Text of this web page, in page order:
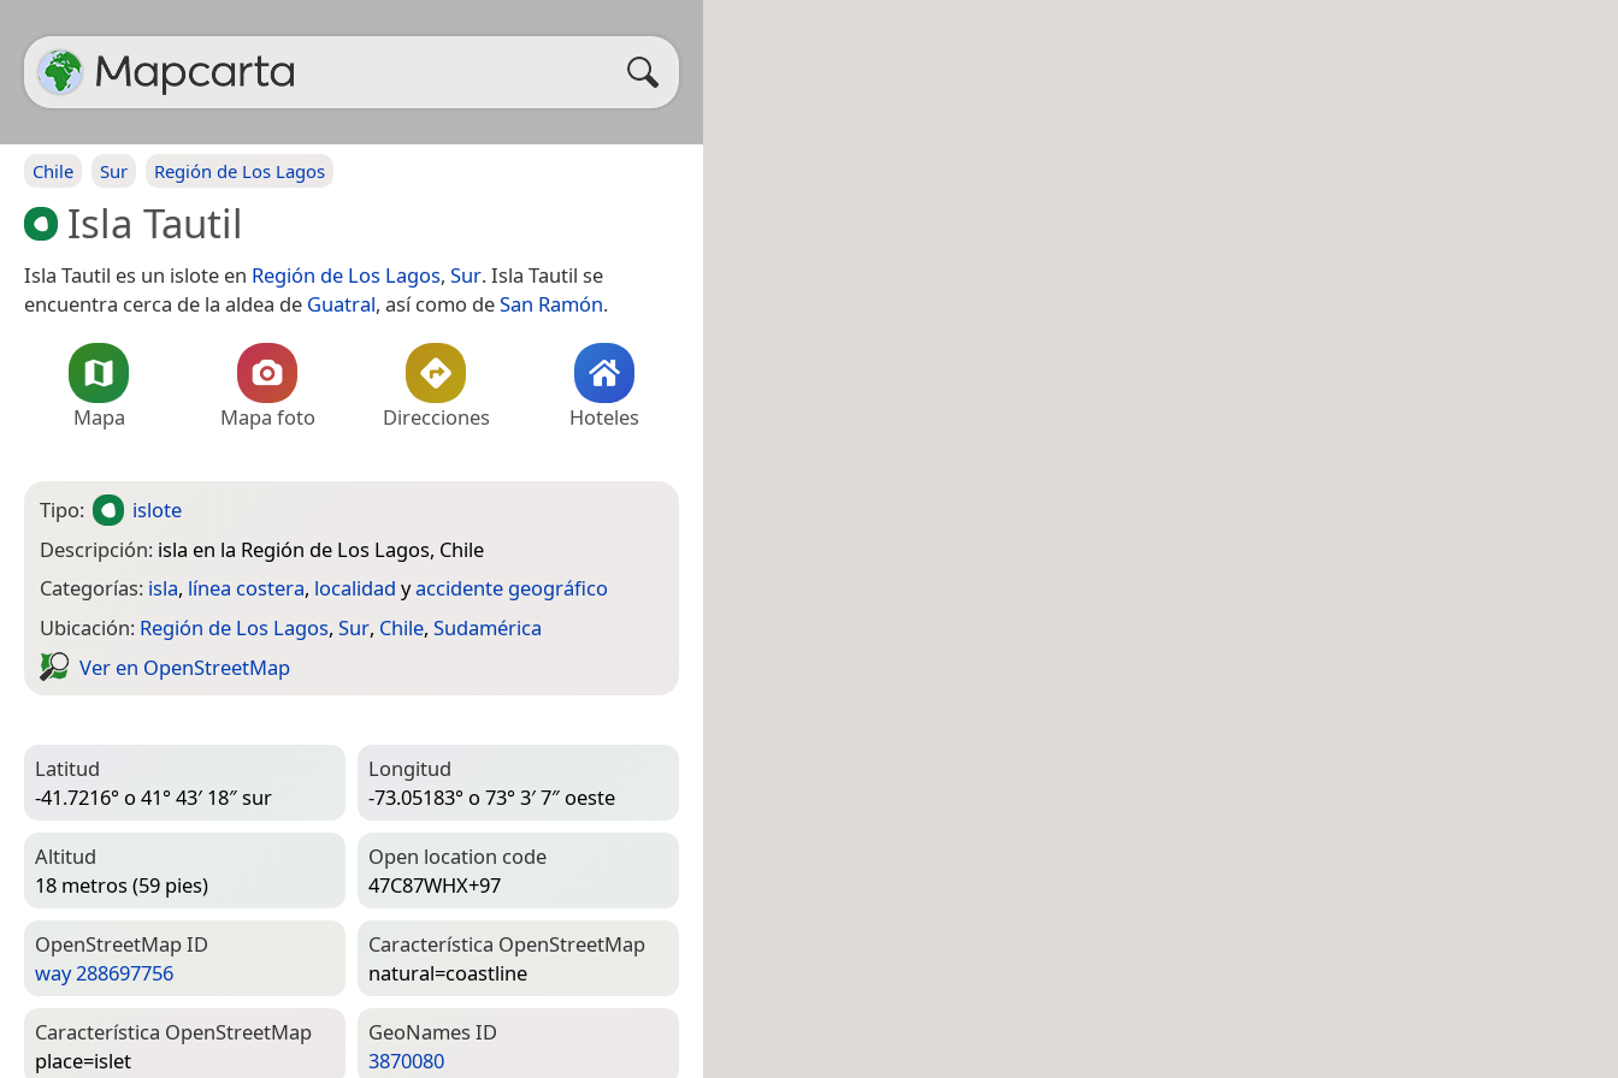
Chile Sur Región de Los Lagos
Isla Tautil
Isla Tautil es un islote en Región de Los Lagos, Sur. Isla Tautil se
encuentra cerca de la aldea de Guatral, así como deSan Ramón.
Mapa Mapa foto Direcciones Hoteles
Tipo:
islote
Descripción: isla en la Región de Los Lagos, Chile
Categorías: isla, línea costera, localidad yaccidente geográfico
Ubicación: Región de Los Lagos, Sur, Chile, Sudamérica
Ver en Open­Street­Map
Latitud
-41.7216° o 41° 43′ 18″ sur
Longitud
-73.05183° o 73° 3′ 7″ oeste
Altitud
18 metros (59 pies)
Open location code
47C87WHX+97
Open­Street­Map ID
way 288697756
Característica Open­Street­Map
natural=­coastline
Característica Open­Street­Map
place=­islet
Geo­Names ID
3870080